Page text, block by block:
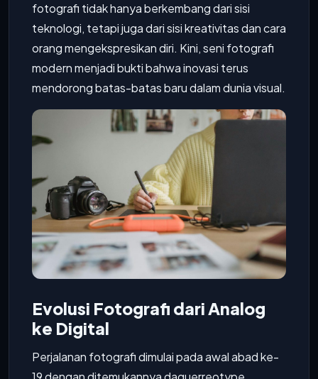
fotografi tidak hanya berkembang dari sisi
teknologi, tetapi juga dari sisi kreativitas dan cara
orang mengekspresikan diri. Kini, seni fotografi
modern menjadi bukti bahwa inovasi terus
mendorong batas-batas baru dalam dunia visual.
Evolusi Fotografi dari Analog
ke Digital
Perjalanan fotografi dimulai pada awal abad ke-